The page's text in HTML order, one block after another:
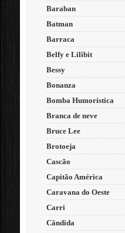
Baraban
Batman
Barraca
Belfy e Lilibit
Bessy
Bonanza
Bomba Humorística
Branca de neve
Bruce Lee
Brotoeja
Cascão
Capitão América
Caravana do Oeste
Carri
Cândida